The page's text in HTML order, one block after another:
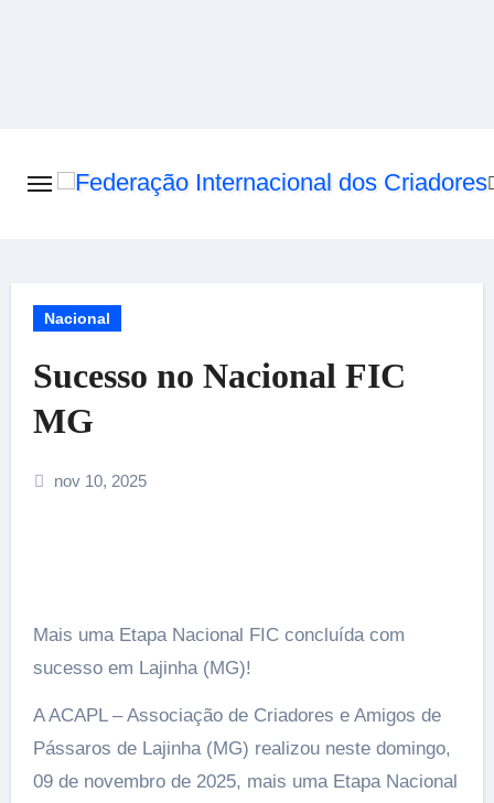
Nacional
Sucesso no Nacional FIC
MG
nov 10, 2025
Mais uma Etapa Nacional FIC concluída com
sucesso em Lajinha (MG)!
A ACAPL – Associação de Criadores e Amigos de
Pássaros de Lajinha (MG) realizou neste domingo,
09 de novembro de 2025, mais uma Etapa Nacional